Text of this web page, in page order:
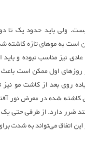
ولی باید حدود یک تا دو
است به موهای تازه کاشته
نیز مناسب نبوده و
اول ممکن است باعث
روی بعد از کاشت مو نیز
کاشته شده در معرض نور
ضرر دارد. از طرفی حتی
اتفاق می‌تواند به شدت